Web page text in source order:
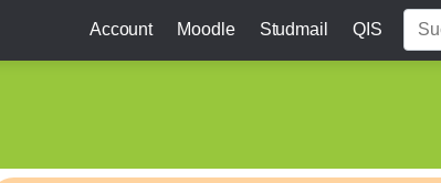
Account Moodle Studmail QIS